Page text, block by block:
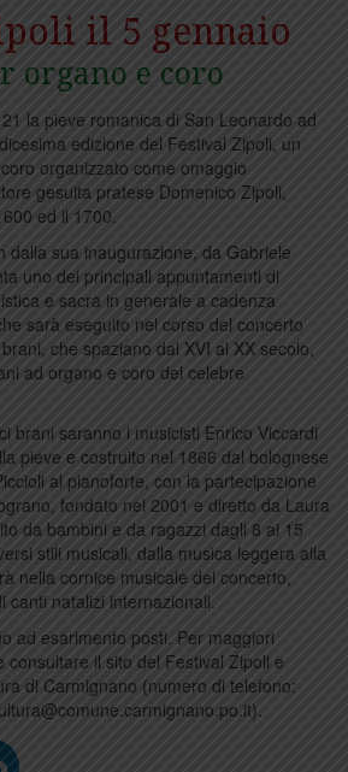
il 5 gennaio
organo e coro
la pieve romanica di San Leonardo ad
edizione del Festival Zipoli, un
organizzato come omaggio
gesuita pratese Domenico Zipoli,
ed il 1700.
dalla sua inaugurazione, da Gabriele
uno dei principali appuntamenti di
e sacra in generale a cadenza
sarà eseguito nel corso del concerto
che spaziano dal XVI al XX secolo,
ad organo e coro del celebre
brani saranno i musicisti Enrico Viccardi
pieve e costruito nel 1866 dal bolognese
al pianoforte, con la partecipazione
fondato nel 2001 e diretto da Laura
da bambini e da ragazzi dagli 8 ai 15
stili musicali, dalla musica leggera alla
nella cornice musicale del concerto,
canti natalizi internazionali.
ad esarimento posti. Per maggiori
consultare il sito del Festival Zipoli e
di Carmignano (numero di telefono: